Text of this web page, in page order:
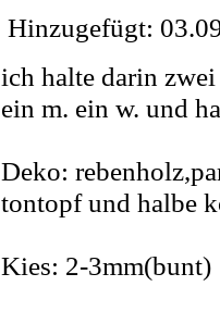
Hinzugefügt:
ich halte darin
ein m. ein w. und
Deko:
tontopf und halbe
Kies: 2-3mm(bunt)